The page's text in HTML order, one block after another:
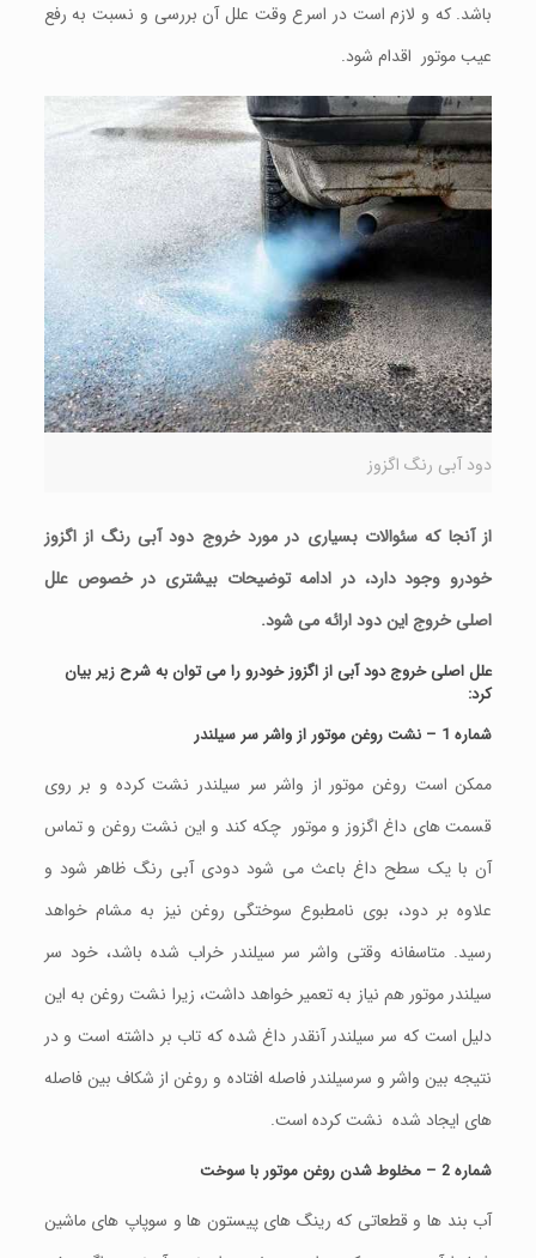
باشد. که و لازم است در اسرع وقت علل آن بررسی و نسبت به رفع
عیب موتور اقدام شود.
دود آبی رنگ اگزوز
از آنجا که سئوالات بسیاری در مورد خروج دود آبی رنگ از اگزوز
خودرو وجود دارد، در ادامه توضیحات بیشتری در خصوص علل
اصلی خروج این دود ارائه می شود.
علل اصلی خروج دود آبی از اگزوز خودرو را می توان به شرح زیر بیان
کرد:
شماره 1 – نشت روغن موتور از واشر سر سیلندر
ممکن است روغن موتور از واشر سر سیلندر نشت کرده و بر روی
قسمت های داغ اگزوز و موتور چکه کند و این نشت روغن و تماس
آن با یک سطح داغ باعث می شود دودی آبی رنگ ظاهر شود و
علاوه بر دود، بوی نامطبوع سوختگی روغن نیز به مشام خواهد
رسید. متاسفانه وقتی واشر سر سیلندر خراب شده باشد، خود سر
سیلندر موتور هم نیاز به تعمیر خواهد داشت، زیرا نشت روغن به این
دلیل است که سر سیلندر آنقدر داغ شده که تاب بر داشته است و در
نتیجه بین واشر و سرسیلندر فاصله افتاده و روغن از شکاف بین فاصله
های ایجاد شده نشت کرده است.
شماره 2 – مخلوط شدن روغن موتور با سوخت
آب بند ها و قطعاتی که رینگ های پیستون ها و سوپاپ های ماشین